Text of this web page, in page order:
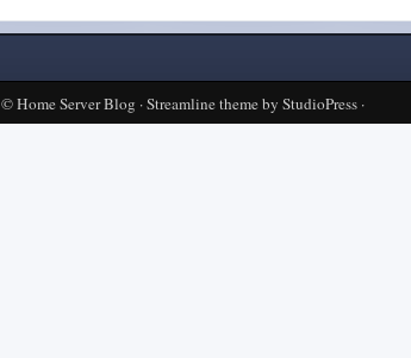
©Home Server Blog ·Streamline themeby StudioPress·